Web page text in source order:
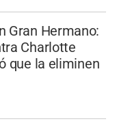
Gran Hermano:
Charlotte
que la eliminen